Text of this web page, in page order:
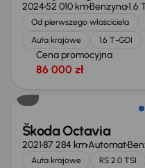
202452 010 kmBenzyna1.6
Od pierwszego właściciela
Auta krajowe
1.6 T-GDI
Cena promocyjna
86 000 zł
Škoda Octavia
202187 284 kmAutomat
Auta krajowe RS 2.0 TSI